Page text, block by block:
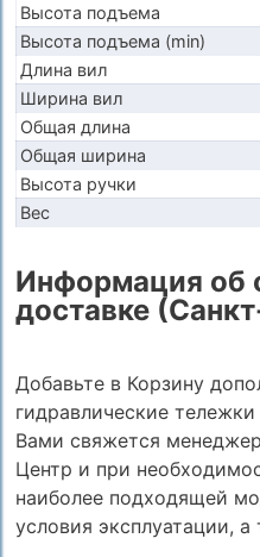
Высота подъема
Высота подъема (min)
Длина вил
Ширина вил
Общая длина
Общая ширина
Высота ручки
Вес
Информация об
доставке
Добавьте в Корзину
гидравлические
Вами свяжется
Центр и при
наиболее подходящей
условия эксплуатации, а